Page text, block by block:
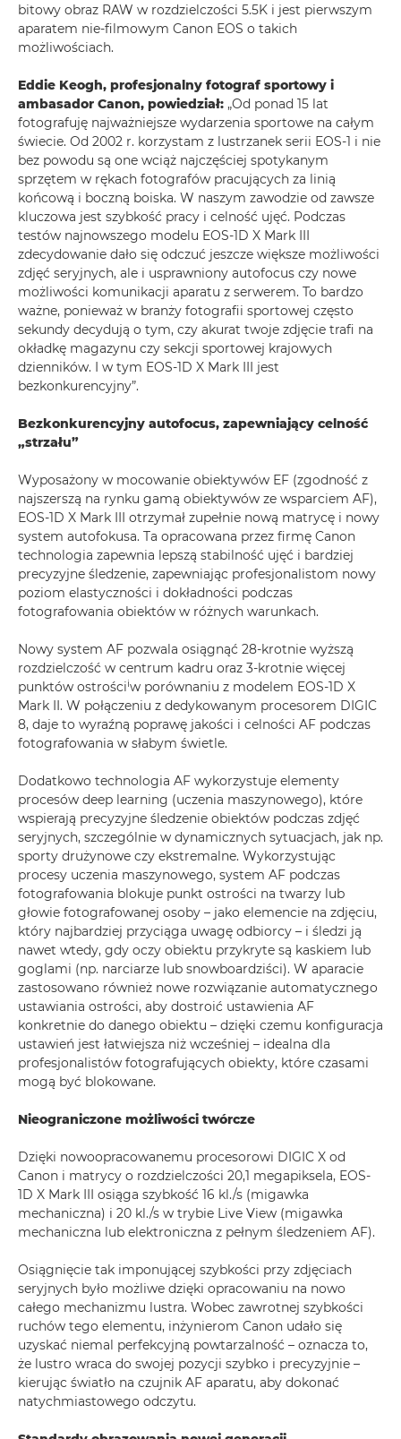
bitowy obraz RAW w rozdzielczości 5.5K i jest pierwszym
aparatem nie-filmowym Canon EOS o takich
możliwościach.
Eddie Keogh, profesjonalny fotograf sportowy i
ambasador Canon, powiedział: „Od ponad 15 lat
fotografuję najważniejsze wydarzenia sportowe na całym
świecie. Od 2002 r. korzystam z lustrzanek serii EOS-1 i nie
bez powodu są one wciąż najczęściej spotykanym
sprzętem w rękach fotografów pracujących za linią
końcową i boczną boiska. W naszym zawodzie od zawsze
kluczowa jest szybkość pracy i celność ujęć. Podczas
testów najnowszego modelu EOS-1D X Mark III
zdecydowanie dało się odczuć jeszcze większe możliwości
zdjęć seryjnych, ale i usprawniony autofocus czy nowe
możliwości komunikacji aparatu z serwerem. To bardzo
ważne, ponieważ w branży fotografii sportowej często
sekundy decydują o tym, czy akurat twoje zdjęcie trafi na
okładkę magazynu czy sekcji sportowej krajowych
dzienników. I w tym EOS-1D X Mark III jest
bezkonkurencyjny”.
Bezkonkurencyjny autofocus, zapewniający celność
„strzału”
Wyposażony w mocowanie obiektywów EF (zgodność z
najszerszą na rynku gamą obiektywów ze wsparciem AF),
EOS-1D X Mark III otrzymał zupełnie nową matrycę i nowy
system autofokusa. Ta opracowana przez firmę Canon
technologia zapewnia lepszą stabilność ujęć i bardziej
precyzyjne śledzenie, zapewniając profesjonalistom nowy
poziom elastyczności i dokładności podczas
fotografowania obiektów w różnych warunkach.
Nowy system AF pozwala osiągnąć 28-krotnie wyższą
rozdzielczość w centrum kadru oraz 3-krotnie więcej
punktów ostrościiw porównaniu z modelem EOS-1D X
Mark II. W połączeniu z dedykowanym procesorem DIGIC
8, daje to wyraźną poprawę jakości i celności AF podczas
fotografowania w słabym świetle.
Dodatkowo technologia AF wykorzystuje elementy
procesów deep learning (uczenia maszynowego), które
wspierają precyzyjne śledzenie obiektów podczas zdjęć
seryjnych, szczególnie w dynamicznych sytuacjach, jak np.
sporty drużynowe czy ekstremalne. Wykorzystując
procesy uczenia maszynowego, system AF podczas
fotografowania blokuje punkt ostrości na twarzy lub
głowie fotografowanej osoby – jako elemencie na zdjęciu,
który najbardziej przyciąga uwagę odbiorcy – i śledzi ją
nawet wtedy, gdy oczy obiektu przykryte są kaskiem lub
goglami (np. narciarze lub snowboardziści). W aparacie
zastosowano również nowe rozwiązanie automatycznego
ustawiania ostrości, aby dostroić ustawienia AF
konkretnie do danego obiektu – dzięki czemu konfiguracja
ustawień jest łatwiejsza niż wcześniej – idealna dla
profesjonalistów fotografujących obiekty, które czasami
mogą być blokowane.
Nieograniczone możliwości twórcze
Dzięki nowoopracowanemu procesorowi DIGIC X od
Canon i matrycy o rozdzielczości 20,1 megapiksela, EOS-
1D X Mark III osiąga szybkość 16 kl./s (migawka
mechaniczna) i 20 kl./s w trybie Live View (migawka
mechaniczna lub elektroniczna z pełnym śledzeniem AF).
Osiągnięcie tak imponującej szybkości przy zdjęciach
seryjnych było możliwe dzięki opracowaniu na nowo
całego mechanizmu lustra. Wobec zawrotnej szybkości
ruchów tego elementu, inżynierom Canon udało się
uzyskać niemal perfekcyjną powtarzalność – oznacza to,
że lustro wraca do swojej pozycji szybko i precyzyjnie –
kierując światło na czujnik AF aparatu, aby dokonać
natychmiastowego odczytu.